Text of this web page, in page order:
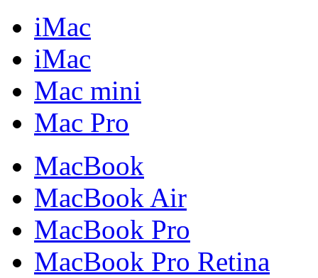
iMac
iMac
Mac mini
Mac Pro
MacBook
MacBook Air
MacBook Pro
MacBook Pro Retina